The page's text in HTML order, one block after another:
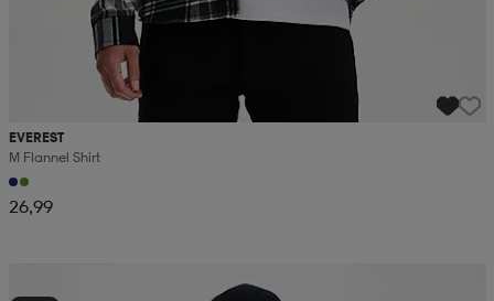
EVEREST
M Flannel Shirt
26,99